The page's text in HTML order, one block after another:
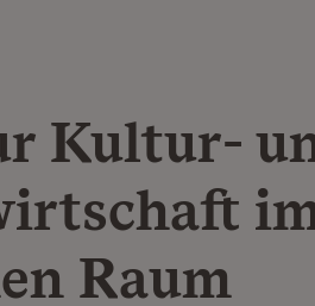
Kultur-
Raum